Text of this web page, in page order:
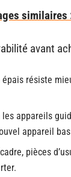
avant
résiste
appareils
appareil
pièces